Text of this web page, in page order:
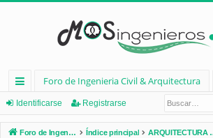
nl
ac
Foro de Ingenieria Civil & Arquitectura
Identificarse Registrarse
Foro de Ingenieria Civil & Arquitectura Índice principal